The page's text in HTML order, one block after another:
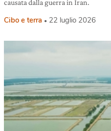
causata dalla guerra in Iran.
Cibo e terra 22 luglio 2026